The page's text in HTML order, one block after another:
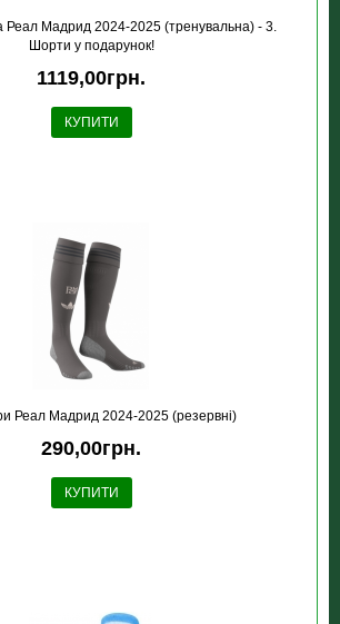
Реал Мадрид 2024-2025 (тренувальна) - 3.
Шорти у подарунок!
1119,00грн.
КУПИТИ
Реал Мадрид 2024-2025 (резервні)
290,00грн.
КУПИТИ